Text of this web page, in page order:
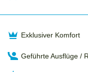
Exklusiver Komfort
Geführte Ausflüge /